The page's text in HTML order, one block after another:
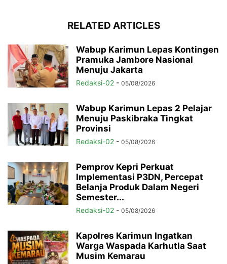
RELATED ARTICLES
Wabup Karimun Lepas Kontingen
Pramuka Jambore Nasional
Menuju Jakarta
Redaksi-02 - 05/08/2026
Wabup Karimun Lepas 2 Pelajar
Menuju Paskibraka Tingkat
Provinsi
Redaksi-02 - 05/08/2026
Pemprov Kepri Perkuat
Implementasi P3DN, Percepat
Belanja Produk Dalam Negeri
Semester...
Redaksi-02 - 05/08/2026
Kapolres Karimun Ingatkan
Warga Waspada Karhutla Saat
Musim Kemarau